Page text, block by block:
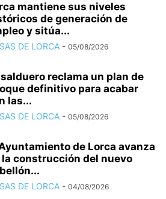
mantiene sus niveles
de generación de
y sitúa...
DE LORCA - 05/08/2026
reclama un plan de
definitivo para acabar
las...
DE LORCA - 05/08/2026
de Lorca avanza
la construcción del nuevo
DE LORCA - 04/08/2026